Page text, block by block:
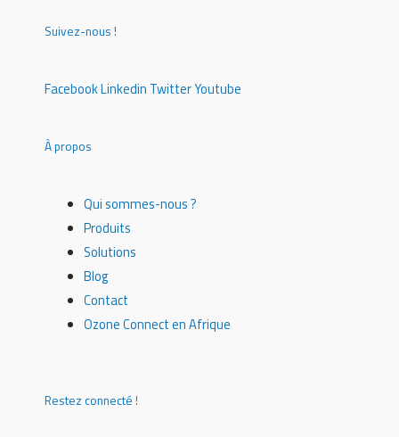
Suivez-nous !
FacebookLinkedin TwitterYoutube
À propos
Qui sommes-nous ?
Produits
Solutions
Blog
Contact
Ozone Connect en Afrique
Restez connecté !